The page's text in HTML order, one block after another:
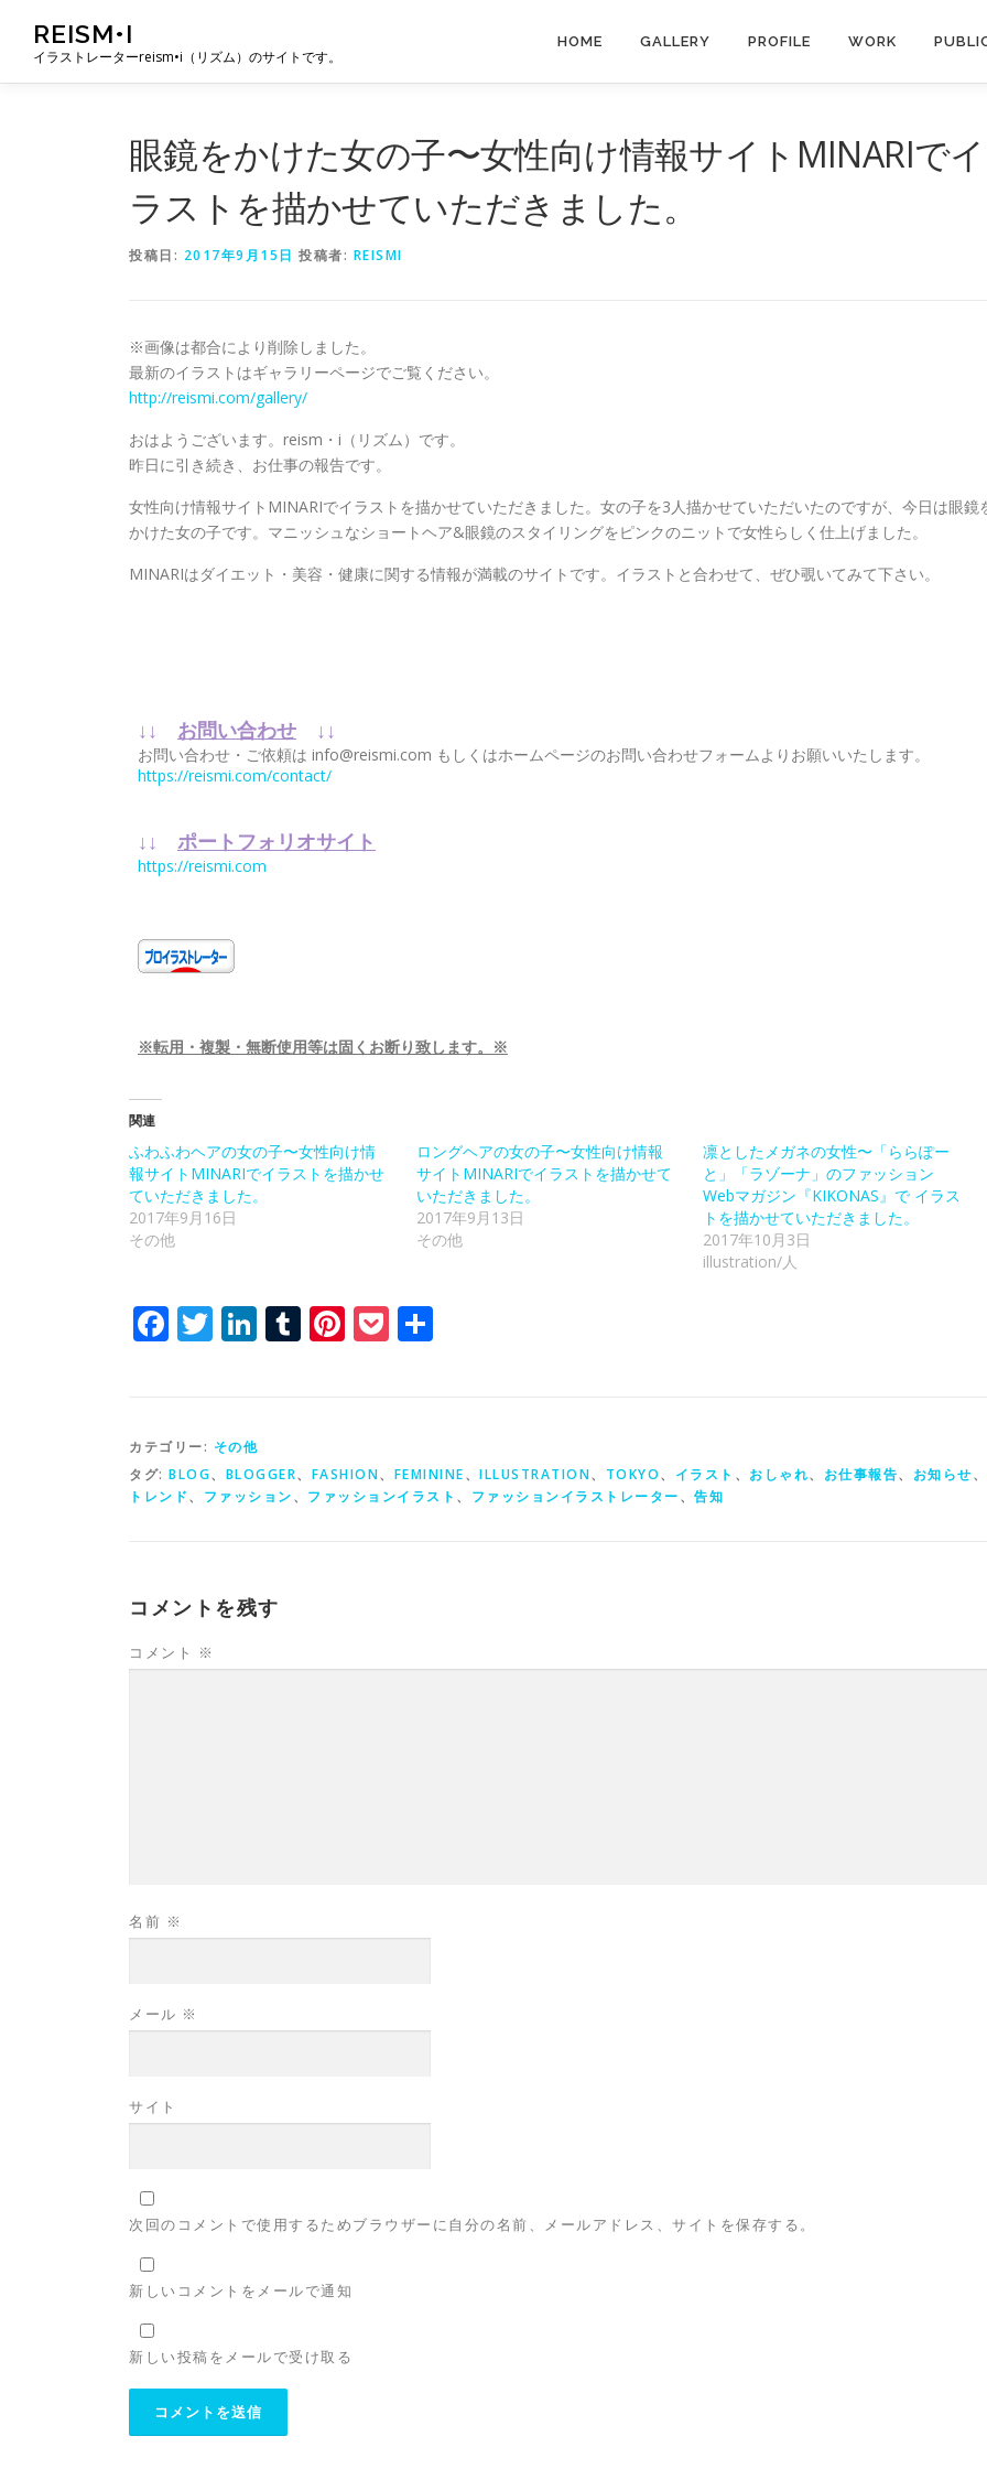
ン
REISM•I
イラストレーターreism•i（リズム）のサイトです。
HOME GALLERY PROFILE WORK
眼鏡をかけた女の子〜女性向け情報サイトMINARIでイ
ラストを描かせていただきました。
投稿日: 2017年9月15日 投稿者: REISMI
※画像は都合により削除しました。
最新のイラストはギャラリーページでご覧ください。
http://reismi.com/gallery/
おはようございます。reism・i（リズム）です。
昨日に引き続き、お仕事の報告です。
女性向け情報サイトMINARIでイラストを描かせていただきました。女の子を3人描かせていただいたのですが、今日は眼鏡
かけた女の子です。マニッシュなショートヘア&眼鏡のスタイリングをピンクのニットで女性らしく仕上げました。
MINARIはダイエット・美容・健康に関する情報が満載のサイトです。イラストと合わせて、ぜひ覗いてみて下さい。
↓↓ お問い合わせ ↓↓
お問い合わせ・ご依頼は info@reismi.com もしくはホームページのお問い合わせフォームよりお願いいたします。
https://reismi.com/contact/
↓↓ ポートフォリオサイト
https://reismi.com
※転用・複製・無断使用等は固くお断り致します。※
関連
ふわふわヘアの女の子〜女性向け情
報サイトMINARIでイラストを描かせ
ていただきました。
2017年9月16日
その他
ロングヘアの女の子〜女性向け情報
サイトMINARIでイラストを描かせて
いただきました。
2017年9月13日
その他
凛としたメガネの女性〜「ららぽー
と」「ラゾーナ」のファッション
Webマガジン『KIKONAS』で イラス
トを描かせていただきました。
2017年10月3日
illustration/人
Facebook
Twitter
LinkedIn
Tumblr
Pinterest
Pocket
カテゴリー: その他
タグ: BLOG、 BLOGGER、 FASHION、 FEMININE、 ILLUSTRATION、 TOKYO、 イラスト 、 おしゃれ、 お仕事報告、 お知らせ、
トレンド、 ファッション、 ファッションイラスト 、 ファッションイラストレーター、 告知
コメントを残す
コメント ※
名前 ※
メール ※
サイト
次回のコメントで使用するためブラウザーに自分の名前、メールアドレス、サイトを保存する。
新しいコメントをメールで通知
新しい投稿をメールで受け取る